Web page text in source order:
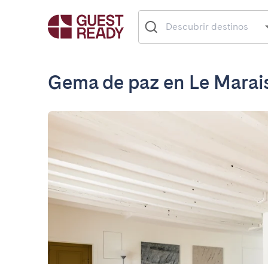
Gema de paz en Le